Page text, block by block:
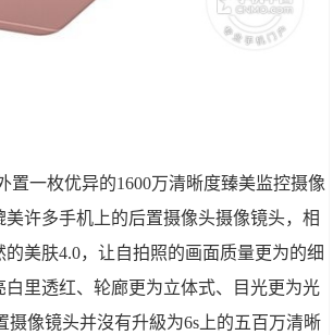
置一枚优异的1600万清晰度臻美监控摄像
美许多手机上的后置摄像头摄像镜头，相
的美肤4.0，让自拍照的画面质量更为的细
白里透红、轮廊更为立体式、目光更为光
摄像镜头并沒有升級为6s上的五百万清晰